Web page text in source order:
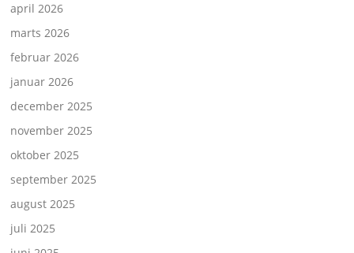
april 2026
marts 2026
februar 2026
januar 2026
december 2025
november 2025
oktober 2025
september 2025
august 2025
juli 2025